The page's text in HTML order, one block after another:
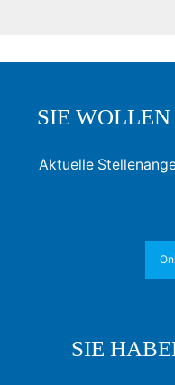
SIE
Aktuelle
SIE